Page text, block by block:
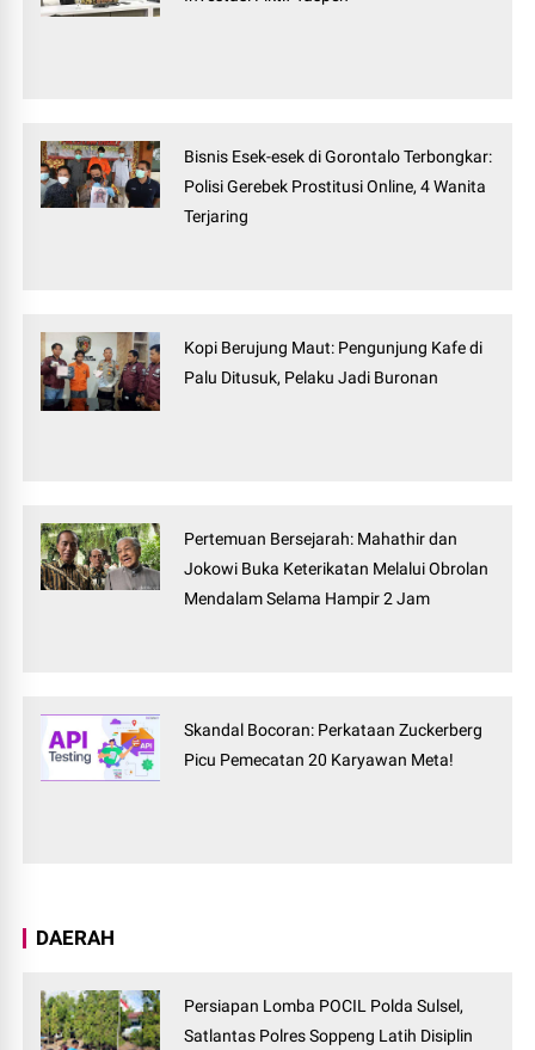
Bisnis Esek-esek di Gorontalo Terbongkar:
Polisi Gerebek Prostitusi Online, 4 Wanita
Terjaring
Kopi Berujung Maut: Pengunjung Kafe di
Palu Ditusuk, Pelaku Jadi Buronan
Pertemuan Bersejarah: Mahathir dan
Jokowi Buka Keterikatan Melalui Obrolan
Mendalam Selama Hampir 2 Jam
Skandal Bocoran: Perkataan Zuckerberg
Picu Pemecatan 20 Karyawan Meta!
DAERAH
Persiapan Lomba POCIL Polda Sulsel,
Satlantas Polres Soppeng Latih Disiplin